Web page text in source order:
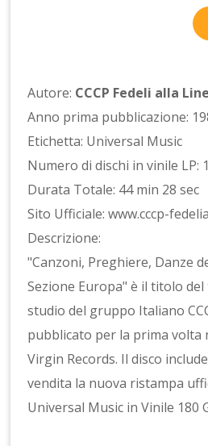
Autore: CCCP Fedeli alla
Anno prima pubblicazione:
Etichetta: Universal Music
Numero di dischi in vinile LP: 1
Durata Totale: 44 min 28 sec
Sito Ufficiale: www.cccp-
Descrizione:
"Canzoni, Preghiere, Danze
Sezione Europa" è il titolo
studio del gruppo Italiano
pubblicato per la prima volta
Virgin Records. Il disco
vendita la nuova ristampa
Universal Music in Vinile 180